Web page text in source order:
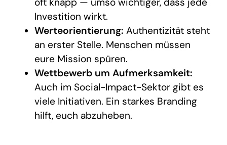
Investition wirkt.
Werteorientierung: Authentizität steht
an erster Stelle. Menschen müssen
eure Mission spüren.
Wettbewerb um Aufmerksamkeit:
Auch im Social-Impact-Sektor gibt es
viele Initiativen. Ein starkes Branding
hilft, euch abzuheben.